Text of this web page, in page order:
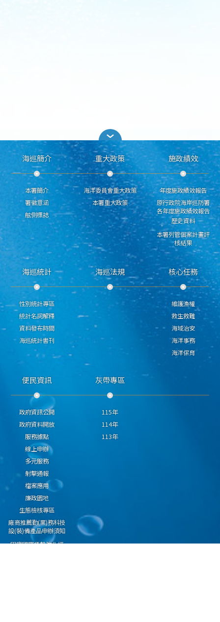
海巡簡介
本署簡介
署徽意涵
舷側標誌
重大政策
海洋委員會重大政策
本署重大政策
施政績效
年度施政績效報告
原行政院海岸巡防署
各年度施政績效報告
歷史資料
本署列管個案計畫評
核結果
海巡統計
性別統計專區
統計名詞解釋
資料發布時間
海巡統計書刊
海巡法規 核心任務
維護漁權
救生救難
海域治安
海洋事務
海洋保育
便民資訊
政府資訊公開
政府資料開放
服務據點
線上申辦
多元服務
射擊通報
檔案應用
廉政園地
生態檢核專區
廠商推薦勤(業)務科技
設(裝)備產品申辦須知
因應國際情勢強化經
灰帶專區
115年
114年
113年